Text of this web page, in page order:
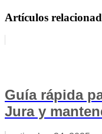
Artículos
Guía rápida
Jura y